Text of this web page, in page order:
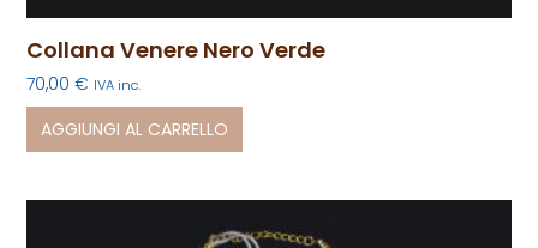
Collana Venere Nero Verde
70,00€ IVA inc.
AGGIUNGI AL CARRELLO